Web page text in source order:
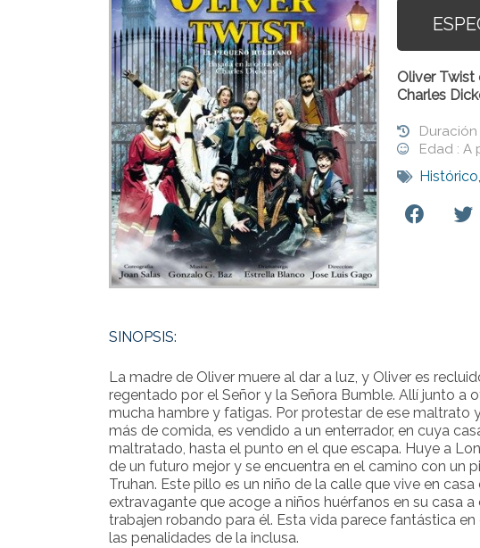
Oliver Twist
Charles
Edad : A
Histórico,
SINOPSIS:
La madre de Oliver muere al dar a luz, y Oliver es
regentado por el Señor y la Señora Bumble. Allí junto a
mucha hambre y fatigas. Por protestar de ese maltrato
más de comida, es vendido a un enterrador, en cuya
maltratado, hasta el punto en el que escapa. Huye a
de un futuro mejor y se encuentra en el camino con un
Truhan. Este pillo es un niño de la calle que vive en casa
extravagante que acoge a niños huérfanos en su casa
trabajen robando para él. Esta vida parece fantástica
las penalidades de la inclusa.